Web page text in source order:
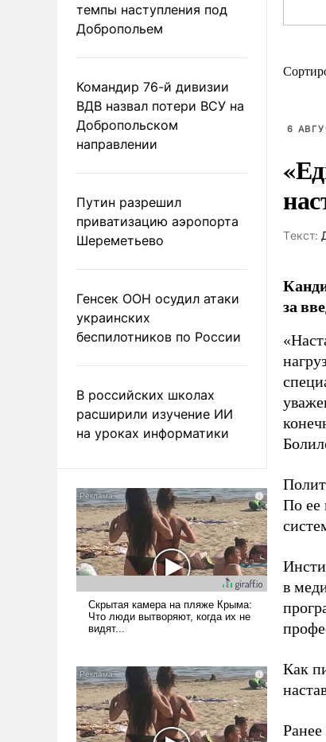
темпы наступления под
Добропольем
Командир 76-й дивизии
ВДВ назвал потери ВСУ на
Добропольском
направлении
Путин разрешил
приватизацию аэропорта
Шереметьево
Генсек ООН осудил атаки
украинских
беспилотников по России
В российских школах
расширили изучение ИИ
на уроках информатики
6
Tекст:
за
По ее
в
Как
Ранее